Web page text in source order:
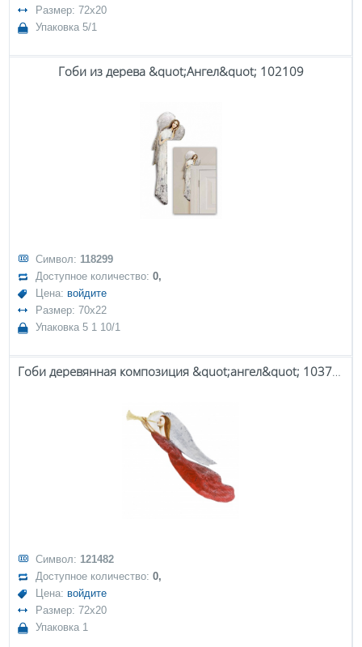
Размер: 72x20
Упаковка 5/1
Гоби из дерева &quot;Ангел&quot; 102109
Символ: 118299
Доступное количество:0,
Цена: войдите
Размер: 70x22
Упаковка 5 1 10/1
Гоби деревянная композиция &quot;ангел&quot; 103773
Символ: 121482
Доступное количество:0,
Цена: войдите
Размер: 72x20
Упаковка 1